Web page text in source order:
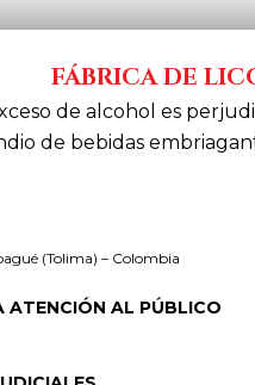
FÁBRICA DE
de alcohol es
de bebidas
(Tolima) – Colombia
ATENCIÓN AL PÚBLICO